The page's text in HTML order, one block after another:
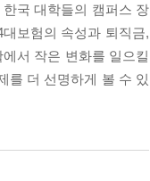
국 대학들의 캠퍼스 장
보험의 속성과 퇴직금,
서 작은 변화를 일으킬
를 더 선명하게 볼 수 있